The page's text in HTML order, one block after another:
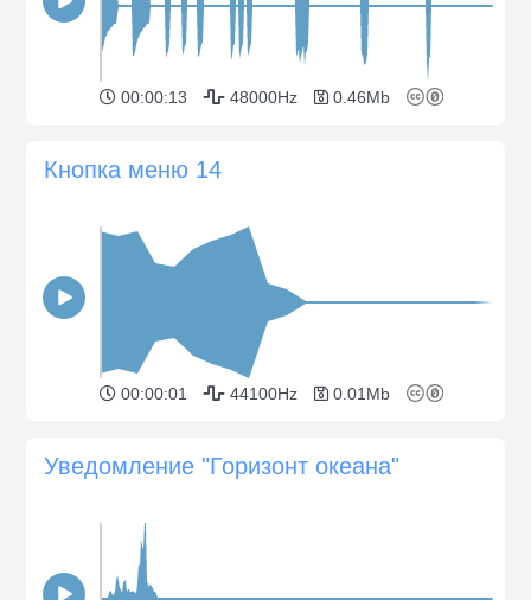
00:00:13 48000Hz 0.46Mb
Кнопка меню 14
00:00:01 44100Hz 0.01Mb
Уведомление "Горизонт океана"